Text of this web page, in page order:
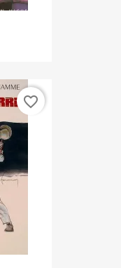
favorite_border